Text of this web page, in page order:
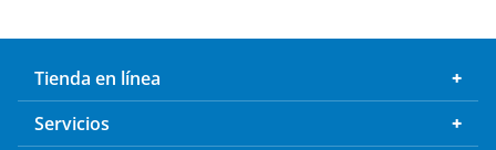
Tienda en línea
Servicios